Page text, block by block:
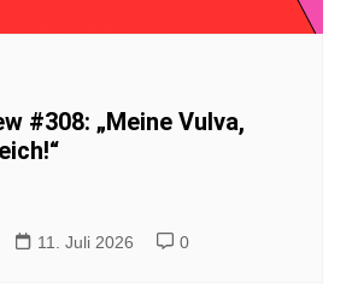
#308: „Meine Vulva,
11. Juli 2026 0